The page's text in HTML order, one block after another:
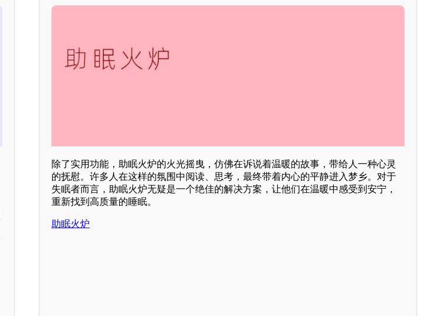
除了实用功能，助眠火炉的火光摇曳，仿佛在诉说着温暖的故事，带给人一种心灵
的抚慰。许多人在这样的氛围中阅读、思考，最终带着内心的平静进入梦乡。对于
失眠者而言，助眠火炉无疑是一个绝佳的解决方案，让他们在温暖中感受到安宁，
重新找到高质量的睡眠。
助眠火炉